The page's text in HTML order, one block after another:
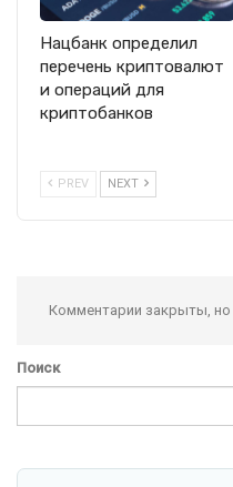
Нацбанк определил
перечень криптовалют
и операций для
криптобанков
PREV NEXT
Комментарии закрыты, но
Поиск